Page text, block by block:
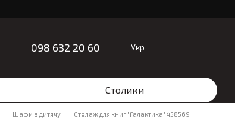
098 632 20 60 Укр
Столики
Шафи в дитячу Стелаж для книг "Галактика" 458569